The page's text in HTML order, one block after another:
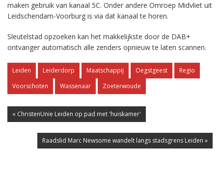
maken gebruik van kanaal 5C. Onder andere Omroep Midvliet uit
Leidschendam-Voorburg is via dat kanaal te horen.
Sleutelstad opzoeken kan het makkelijkste door de DAB+
ontvanger automatisch alle zenders opnieuw te laten scannen.
Leiden Leiderdorp Maatschappij Oegstgeest
Regio
Voorschoten
Wassenaar Zoeterwoude
« ChristenUnie Leiden op pad met 'huiskamer'
Raadslid Marc Newsome wandelt langs stadsgrens Leiden »